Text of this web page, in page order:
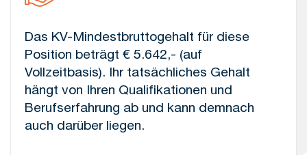
Das KV-Mindestbruttogehalt für diese
Position beträgt € 5.642,- (auf
Vollzeitbasis). Ihr tatsächliches Gehalt
hängt von Ihren Qualifikationen und
Berufserfahrung ab und kann demnach
auch darüber liegen.